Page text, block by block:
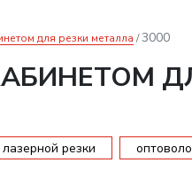
для резки металла 3000
резки